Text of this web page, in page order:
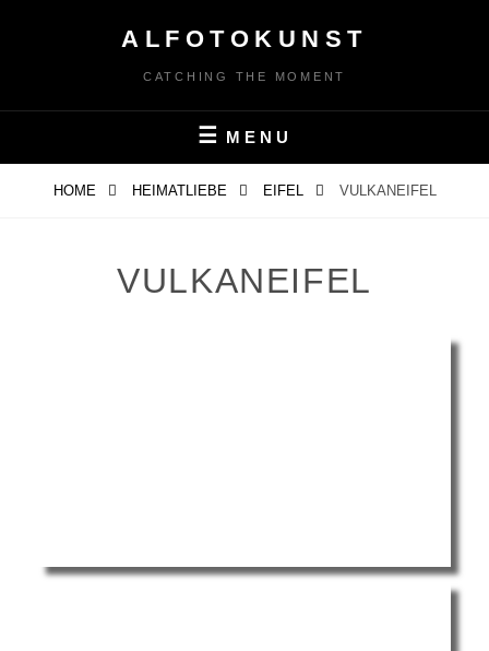
ALFOTOKUNST
CATCHING THE MOMENT
MENU
HOME HEIMATLIEBE EIFEL VULKANEIFEL
VULKANEIFEL